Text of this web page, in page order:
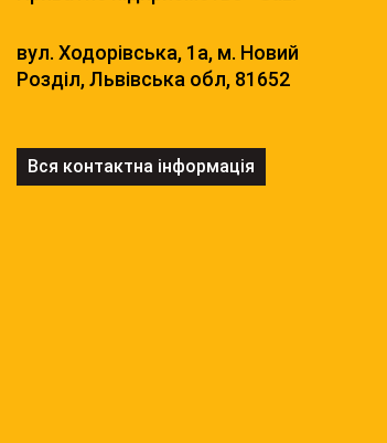
вул. Ходорівська, 1а, м. Новий
Розділ, Львівська обл, 81652
Вся контактна інформація